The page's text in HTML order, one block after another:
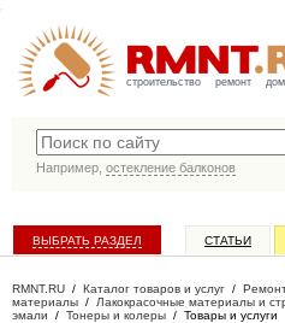
строительство ремонт
Например, остекление балконов
ВЫБРАТЬ РАЗДЕЛ СТАТЬИ
RMNT.RU / Каталог товаров и услуг /
материалы / Лакокрасочные материалы и
эмали / Тонеры и колеры / Товары и услуги